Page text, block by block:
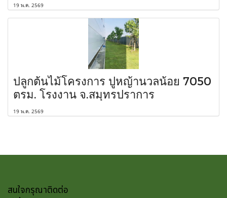
19 พ.ค. 2569
ปลูกต้นไม้โครงการ ปูหญ้านวลน้อย 7050
ตรม. โรงงาน จ.สมุทรปราการ
19 พ.ค. 2569
สนใจกรุณาติดต่อ